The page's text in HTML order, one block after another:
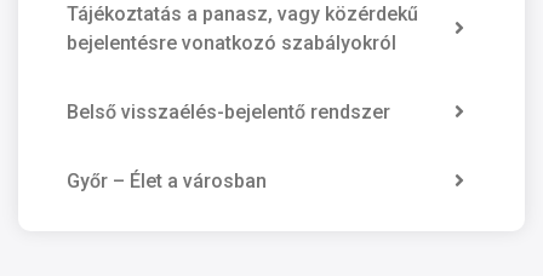
Tájékoztatás a panasz, vagy közérdekű
bejelentésre vonatkozó szabályokról
Belső visszaélés-bejelentő rendszer
Győr – Élet a városban